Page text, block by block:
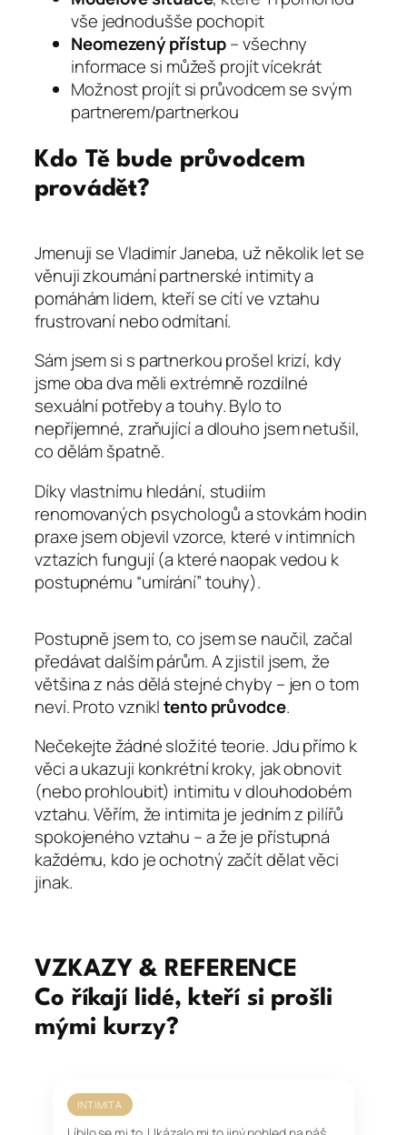
vše jednodušše pochopit
Neomezený přístup– všechny
informace si můžeš projít vícekrát
Možnost projít si průvodcem se svým
partnerem/partnerkou
Kdo Tě bude průvodcem
provádět?
Jmenuji se Vladimír Janeba, už několik let se
věnuji zkoumání partnerské intimity a
pomáhám lidem, kteří se cítí ve vztahu
frustrovaní nebo odmítaní.
Sám jsem si s partnerkou prošel krizí, kdy
jsme oba dva měli extrémně rozdílné
sexuální potřeby a touhy. Bylo to
nepříjemné, zraňující a dlouho jsem netušil,
co dělám špatně.
Díky vlastnímu hledání, studiím
renomovaných psychologů a stovkám hodin
praxe jsem objevil vzorce, které v intimních
vztazích fungují (a které naopak vedou k
postupnému “umírání” touhy).
Postupně jsem to, co jsem se naučil, začal
předávat dalším párům. A zjistil jsem, že
většina z nás dělá stejné chyby – jen o tom
neví. Proto vznikltento průvodce.
Nečekejte žádné složité teorie. Jdu přímo k
věci a ukazuji konkrétní kroky, jak obnovit
(nebo prohloubit) intimitu v dlouhodobém
vztahu. Věřím, že intimita je jedním z pilířů
spokojeného vztahu – a že je přístupná
každému, kdo je ochotný začít dělat věci
jinak.
VZKAZY & REFERENCE
Co říkají lidé, kteří si prošli
mými kurzy?
INTIMITA